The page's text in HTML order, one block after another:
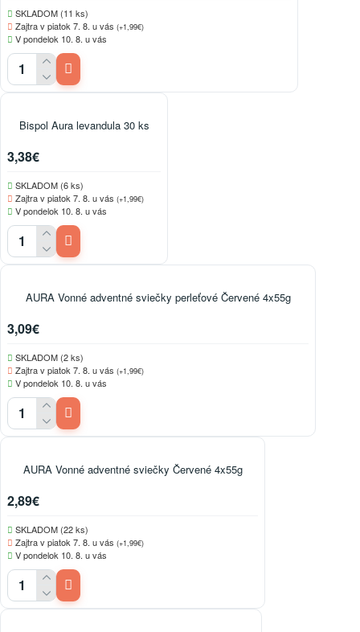
SKLADOM (11 ks)
Zajtra v piatok 7. 8. u vás (+1,99€)
V pondelok 10. 8. u vás
Bispol Aura levandula 30 ks
3,38€
SKLADOM (6 ks)
Zajtra v piatok 7. 8. u vás (+1,99€)
V pondelok 10. 8. u vás
AURA Vonné adventné sviečky perleťové Červené 4x55g
3,09€
SKLADOM (2 ks)
Zajtra v piatok 7. 8. u vás (+1,99€)
V pondelok 10. 8. u vás
AURA Vonné adventné sviečky Červené 4x55g
2,89€
SKLADOM (22 ks)
Zajtra v piatok 7. 8. u vás (+1,99€)
V pondelok 10. 8. u vás